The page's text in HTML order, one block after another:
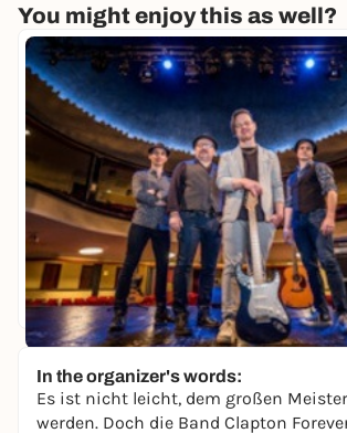
You might enjoy this as well?
Clapton Experience
Klubhaus Ludwigsfelde
25,40 €
In the organizer's words:
Es ist nicht leicht, dem großen
werden. Doch die Band Clapton